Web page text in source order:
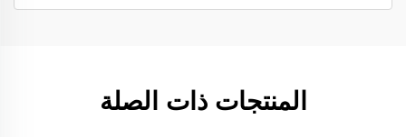
المنتجات ذات الصلة